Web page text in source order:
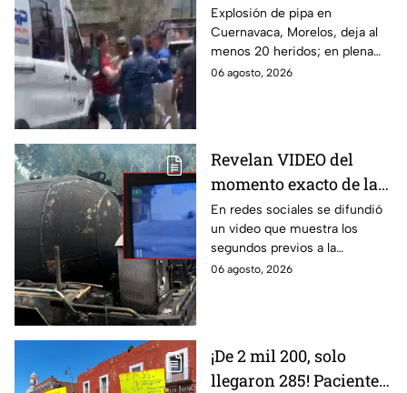
desesperación y el
llanto de un niño;
adultos desatan pelea
tras explosión de pipa
Explosión de pipa en
Cuernavaca, Morelos, deja al
menos 20 heridos; en plena
emergencia, dos hombres
06 agosto, 2026
Revelan VIDEO del
momento exacto de la
explosión de pipa de
gas en Cuernavaca,
Morelos
En redes sociales se difundió
un video que muestra los
segundos previos a la
explosión de una pipa de gas
06 agosto, 2026
¡De 2 mil 200, solo
llegaron 285! Pacientes